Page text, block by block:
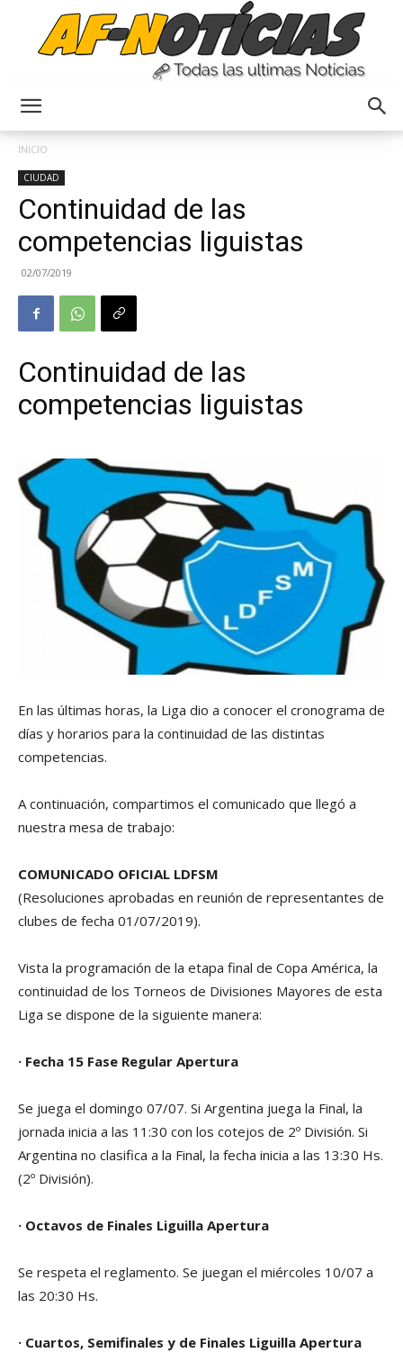
INICIO
CIUDAD
Continuidad de las
competencias liguistas
02/07/2019
Continuidad de las
competencias liguistas
En las últimas horas, la Liga dio a conocer el cronograma de
días y horarios para la continuidad de las distintas
competencias.
A continuación, compartimos el comunicado que llegó a
nuestra mesa de trabajo:
COMUNICADO OFICIAL LDFSM
(Resoluciones aprobadas en reunión de representantes de
clubes de fecha 01/07/2019).
Vista la programación de la etapa final de Copa América, la
continuidad de los Torneos de Divisiones Mayores de esta
Liga se dispone de la siguiente manera:
· Fecha 15 Fase Regular Apertura
Se juega el domingo 07/07. Si Argentina juega la Final, la
jornada inicia a las 11:30 con los cotejos de 2º División. Si
Argentina no clasifica a la Final, la fecha inicia a las 13:30 Hs.
(2º División).
· Octavos de Finales Liguilla Apertura
Se respeta el reglamento. Se juegan el miércoles 10/07 a
las 20:30 Hs.
· Cuartos, Semifinales y de Finales Liguilla Apertura